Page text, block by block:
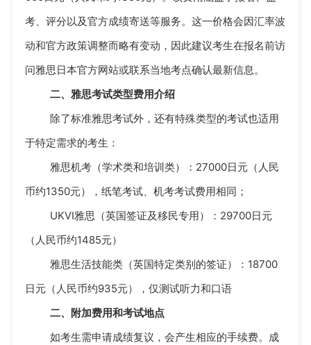
考、评分以及官方成绩寄送等服务。这一价格会因汇率波
动和官方政策调整而略有变动，因此建议考生在报名前访
问雅思日本官方网站或联系当地考点确认最新信息。
二、雅思考试类型费用介绍
除了标准雅思考试外，还有特殊类型的考试也适用
于特定需求的考生：
雅思机考（学术类和培训类）：27000日元（人民
币约1350元），纸笔考试、机考考试费用相同；
UKVI雅思（英国签证及移民专用）：29700日元
（人民币约1485元）
雅思生活技能类（英国特定类别的签证）：18700
日元（人民币约935元），仅测试听力和口语
二、附加费用和考试地点
如考生需申请成绩复议，会产生相应的手续费。成